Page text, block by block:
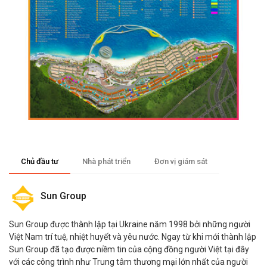
Chủ đầu tư Nhà phát triển Đơn vị giám sát
Sun Group
Sun Group được thành lập tại Ukraine năm 1998 bởi những người
Việt Nam trí tuệ, nhiệt huyết và yêu nước. Ngay từ khi mới thành lập
Sun Group đã tạo được niềm tin của cộng đồng người Việt tại đây
với các công trình như Trung tâm thương mại lớn nhất của người